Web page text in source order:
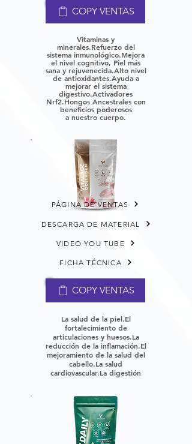
COPY VENTAS
Vitaminas y
minerales.Refuerzo del
sistema inmunológico.Mejora
el nivel cognitivo, Piel más
sana y rejuvenecida.Alto nivel
de antioxidantes.Ayuda a
mejorar el sistema
digestivo.Activadores
Nrf2.Hongos Ancestrales con
beneficios poderosos
a nuestro cuerpo.
PÁGINA DE VENTAS
DESCARGA DE MATERIAL
VIDEO YOU TUBE
FICHA TÉCNICA
COPY VENTAS
La salud de la piel.El
fortalecimiento de
articulaciones y huesos.La
reducción de la inflamación.El
mejoramiento de la salud del
cabello.La salud
cardiovascular.La digestión